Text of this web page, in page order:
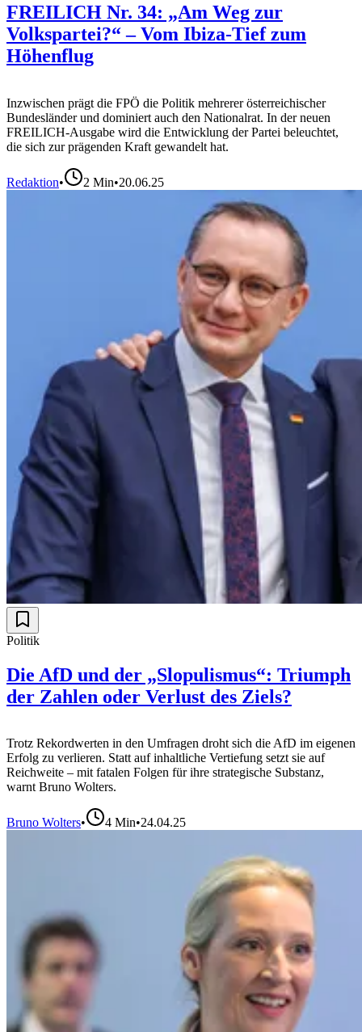
FREILICH Nr. 34: „Am Weg zur
Volkspartei?“ – Vom Ibiza-Tief zum
Höhenflug
Inzwischen prägt die FPÖ die Politik mehrerer österreichischer
Bundesländer und dominiert auch den Nationalrat. In der neuen
FREILICH-Ausgabe wird die Entwicklung der Partei beleuchtet,
die sich zur prägenden Kraft gewandelt hat.
Redaktion• 2 Min•20.06.25
Politik
Die AfD und der „Slopulismus“: Triumph
der Zahlen oder Verlust des Ziels?
Trotz Rekordwerten in den Umfragen droht sich die AfD im eigenen
Erfolg zu verlieren. Statt auf inhaltliche Vertiefung setzt sie auf
Reichweite – mit fatalen Folgen für ihre strategische Substanz,
warnt Bruno Wolters.
Bruno Wolters• 4 Min•24.04.25